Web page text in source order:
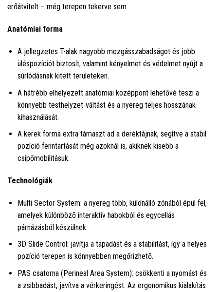
erőátvitelt – még terepen tekerve sem.
Anatómiai forma
A jellegzetes T-alak nagyobb mozgásszabadságot és jobb
üléspozíciót biztosít, valamint kényelmet és védelmet nyújt a
súrlódásnak kitett területeken.
A hátrébb elhelyezett anatómiai középpont lehetővé teszi a
könnyebb testhelyzet-váltást és a nyereg teljes hosszának
kihasználását.
A kerek forma extra támaszt ad a deréktájnak, segítve a stabil
pozíció fenntartását még azoknál is, akiknek kisebb a
csípőmobilitásuk.
Technológiák
Multi Sector System: a nyereg több, különálló zónából épül fel,
amelyek különböző interaktív habokból és egycellás
párnázásból készülnek.
3D Slide Control: javítja a tapadást és a stabilitást, így a helyes
pozíció terepen is könnyebben megőrizhető.
PAS csatorna (Perineal Area System): csökkenti a nyomást és
a zsibbadást, javítva a vérkeringést. Az ergonomikus kialakítás